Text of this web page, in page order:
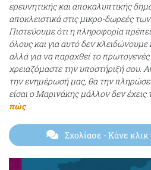
ερευνητικής και αποκαλυπτικής
αποκλειστικά στις μικρο-δωρεές
Πιστεύουμε ότι η πληροφορία πρέπει
όλους και για αυτό δεν
αλλά για να παραχθεί το
χρειαζόμαστε την υποστήριξή σου.
την ενημέρωσή μας, θα την
είσαι ο Μαρινάκης μάλλον δεν έχεις
πώς
Σχολίασε - Κάνε κλικ